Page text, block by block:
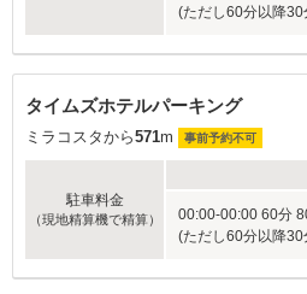
(ただし60分以降
タイムズホテルパーキング
ミラコスタから571m 事前予約不可
駐車料金
（現地精算機で精算）
00:00-00:00 60分
(ただし60分以降